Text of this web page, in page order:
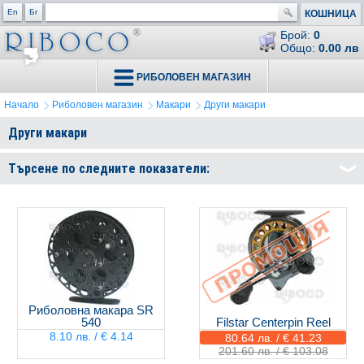
En Бг КОШНИЦА
Брой: 0
Общо: 0.00 лв
РИБОЛОВЕН МАГАЗИН
Начало Риболовен магазин Макари Други макари
Други макари
Търсене по следните показатели:
Риболовна макара SR
540
8.10 лв. / € 4.14
Filstar Centerpin Reel
80.64 лв. / € 41.23
201.60 лв. / € 103.08